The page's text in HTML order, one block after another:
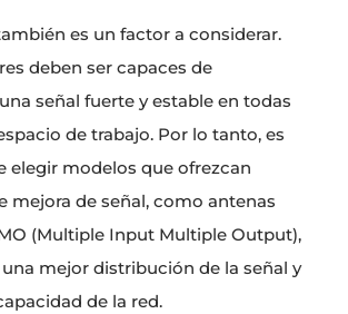
es un factor a considerar.
deben ser capaces de
señal fuerte y estable en todas
de trabajo. Por lo tanto, es
elegir modelos que ofrezcan
mejora de señal, como antenas
(Multiple Input Multiple Output),
mejor distribución de la señal y
de la red.